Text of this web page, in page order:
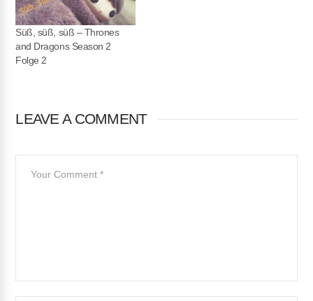
Süß, süß, süß – Thrones
and Dragons Season 2
Folge 2
LEAVE A COMMENT